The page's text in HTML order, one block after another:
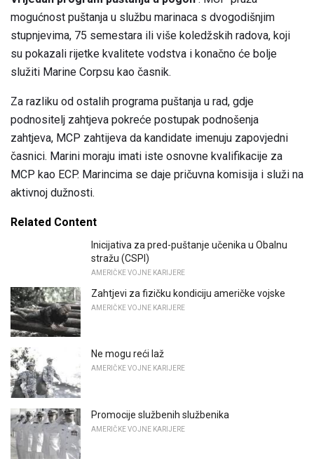
mogućnost puštanja u službu marinaca s dvogodišnjim
stupnjevima, 75 semestara ili više koledžskih radova, koji
su pokazali rijetke kvalitete vodstva i konačno će bolje
služiti Marine Corpsu kao časnik.
Za razliku od ostalih programa puštanja u rad, gdje
podnositelj zahtjeva pokreće postupak podnošenja
zahtjeva, MCP zahtijeva da kandidate imenuju zapovjedni
časnici. Marini moraju imati iste osnovne kvalifikacije za
MCP kao ECP. Marincima se daje pričuvna komisija i služi na
aktivnoj dužnosti.
Related Content
Inicijativa za pred-puštanje učenika u Obalnu
stražu (CSPI)
AMERIČKE VOJNE KARIJERE
Zahtjevi za fizičku kondiciju američke vojske
AMERIČKE VOJNE KARIJERE
Ne mogu reći laž
AMERIČKE VOJNE KARIJERE
Promocije službenih službenika
AMERIČKE VOJNE KARIJERE